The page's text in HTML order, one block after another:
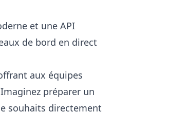
et une API
de bord en direct
aux équipes
préparer un
souhaits directement